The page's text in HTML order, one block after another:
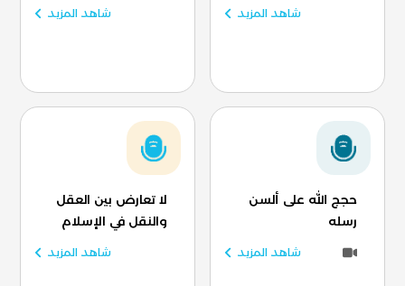
شاهد المزيد شاهد المزيد
حجج الله على ألسن
رسله
شاهد المزيد
لا تعارض بين العقل
والنقل في الإسلام
شاهد المزيد